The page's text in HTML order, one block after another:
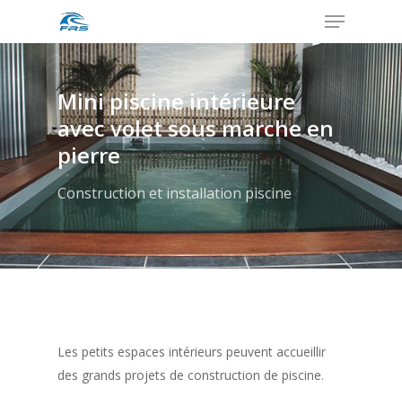
main
content
Menu
Mini piscine intérieure
avec volet sous marche en
pierre
Construction et installation piscine
Les petits espaces intérieurs peuvent accueillir
des grands projets de construction de piscine.
Close
Menu